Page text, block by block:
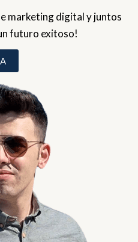
marketing digital y juntos
futuro exitoso!